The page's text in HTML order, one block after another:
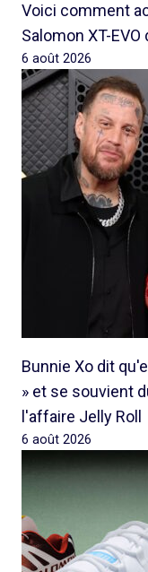
Voici comment
Salomon XT-EVO
6 août 2026
Bunnie Xo dit
» et se souvient
l'affaire Jelly Roll
6 août 2026